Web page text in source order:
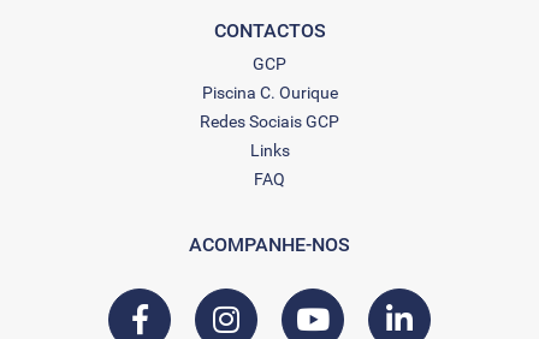
CONTACTOS
GCP
Piscina C. Ourique
Redes Sociais GCP
Links
FAQ
ACOMPANHE-NOS